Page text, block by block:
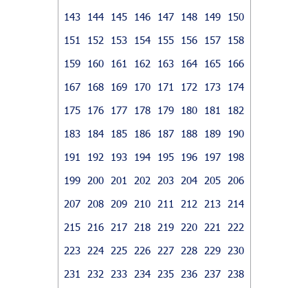
143
144 145 146 147 148 149
150
151
152 153 154 155 156 157
158
159
160 161 162 163 164 165
166
167
168 169 170 171 172 173
174
175
176 177 178 179 180 181
182
183
184 185 186 187 188 189
190
191
192 193 194 195 196 197
198
199
200 201 202 203 204 205
206
207
208 209 210 211 212 213
214
215
216 217 218 219 220 221
222
223
224 225 226 227 228 229
230
231
232 233 234 235 236 237
238